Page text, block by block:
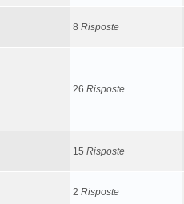
8 Risposte
26 Risposte
15 Risposte
2 Risposte